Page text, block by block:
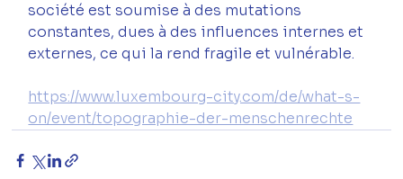
société est soumise à des mutations
constantes, dues à des influences internes et
externes, ce qui la rend fragile et vulnérable.
https://www.luxembourg-city.com/de/what-s-
on/event/topographie-der-menschenrechte